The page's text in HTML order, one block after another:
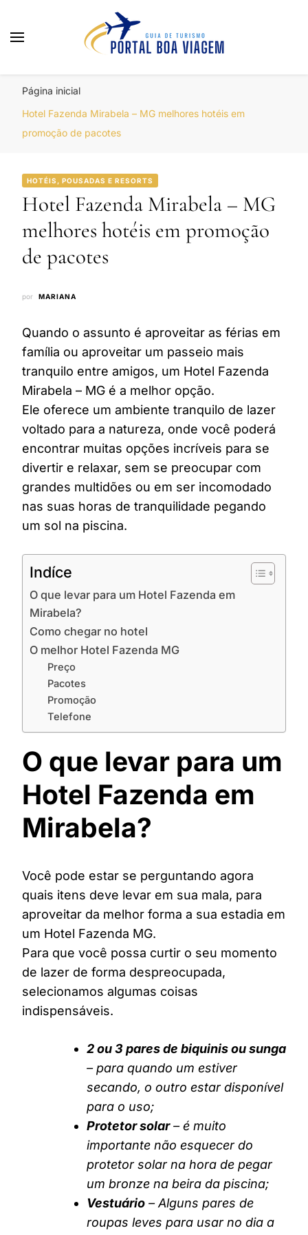
Página inicial
Hotel Fazenda Mirabela – MG melhores hotéis em
promoção de pacotes
HOTÉIS, POUSADAS E RESORTS
Hotel Fazenda Mirabela – MG
melhores hotéis em promoção
de pacotes
por MARIANA
Quando o assunto é aproveitar as férias em
família ou aproveitar um passeio mais
tranquilo entre amigos, um Hotel Fazenda
Mirabela – MG é a melhor opção.
Ele oferece um ambiente tranquilo de lazer
voltado para a natureza, onde você poderá
encontrar muitas opções incríveis para se
divertir e relaxar, sem se preocupar com
grandes multidões ou em ser incomodado
nas suas horas de tranquilidade pegando
um sol na piscina.
Indíce
O que levar para um Hotel Fazenda em
Mirabela?
Como chegar no hotel
O melhor Hotel Fazenda MG
Preço
Pacotes
Promoção
Telefone
O que levar para um
Hotel Fazenda em
Mirabela?
Você pode estar se perguntando agora
quais itens deve levar em sua mala, para
aproveitar da melhor forma a sua estadia em
um Hotel Fazenda MG.
Para que você possa curtir o seu momento
de lazer de forma despreocupada,
selecionamos algumas coisas
indispensáveis.
2 ou 3 pares de biquinis ou sunga
– para quando um estiver
secando, o outro estar disponível
para o uso;
Protetor solar– é muito
importante não esquecer do
protetor solar na hora de pegar
um bronze na beira da piscina;
Vestuário – Alguns pares de
roupas leves para usar no dia a